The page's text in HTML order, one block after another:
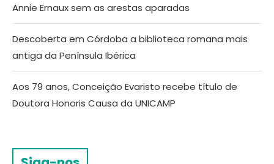
Annie Ernaux sem as arestas aparadas
Descoberta em Córdoba a biblioteca romana mais
antiga da Península Ibérica
Aos 79 anos, Conceição Evaristo recebe título de
Doutora Honoris Causa da UNICAMP